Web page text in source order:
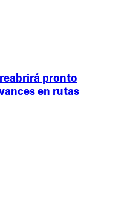
reabrirá pronto
en rutas